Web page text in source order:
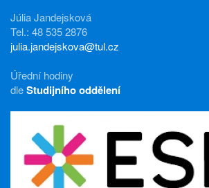
Júlia Jandejsková
Tel.: 48 535 2876
julia.jandejskova@tul.cz
Úřední hodiny
dleStudijního oddělení